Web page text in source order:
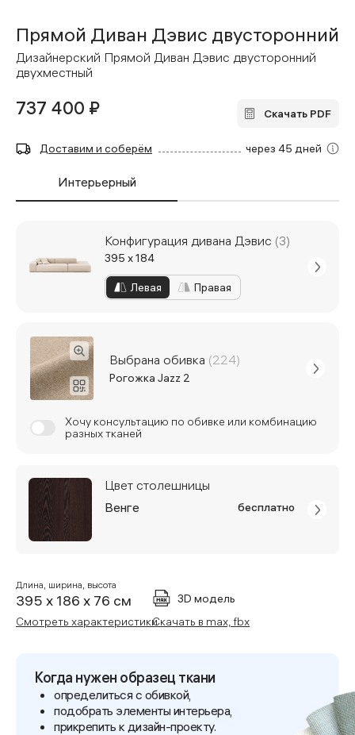
Интерьерный
Конфигурация дивана Дэвис (3)
395 x 184
Левая Правая
Выбрана обивка (224)
Рогожка Jazz 2
Хочу консультацию по обивке или комбинацию
разных тканей
Цвет столешницы
Венге
бесплатно
Прямой Диван Дэвис двусторонний
Дизайнерский Прямой Диван Дэвис двусторонний
двухместный
737 400 ₽ Скачать PDF
Доставим и соберём через 45 дней
Длина, ширина, высота
395 x 186 x 76 см
Смотреть характеристики
3D модель
Скачать в max, fbx
Когда нужен образец ткани
определиться с обивкой,
подобрать элементы интерьера,
прикрепить к дизайн-проекту.